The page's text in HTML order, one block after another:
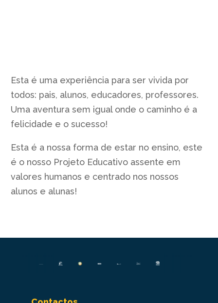
Esta é uma experiência para ser vivida por
todos: pais, alunos, educadores, professores.
Uma aventura sem igual onde o caminho é a
felicidade e o sucesso!
Esta é a nossa forma de estar no ensino, este
é o nosso Projeto Educativo assente em
valores humanos e centrado nos nossos
alunos e alunas!